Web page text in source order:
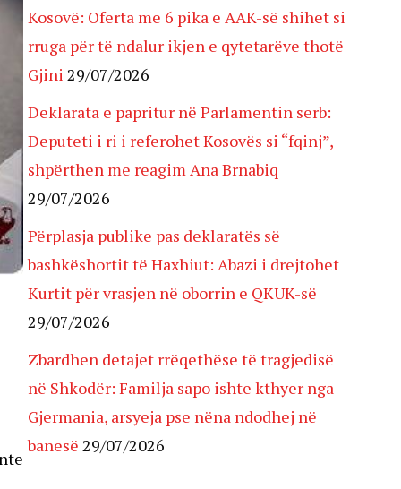
Kosovë: Oferta me 6 pika e AAK-së shihet si
rruga për të ndalur ikjen e qytetarëve thotë
Gjini 29/07/2026
Deklarata e papritur në Parlamentin serb:
Deputeti i ri i referohet Kosovës si “fqinj”,
shpërthen me reagim Ana Brnabiq
29/07/2026
Përplasja publike pas deklaratës së
bashkëshortit të Haxhiut: Abazi i drejtohet
Kurtit për vrasjen në oborrin e QKUK-së
29/07/2026
Zbardhen detajet rrëqethëse të tragjedisë
në Shkodër: Familja sapo ishte kthyer nga
Gjermania, arsyeja pse nëna ndodhej në
banesë 29/07/2026